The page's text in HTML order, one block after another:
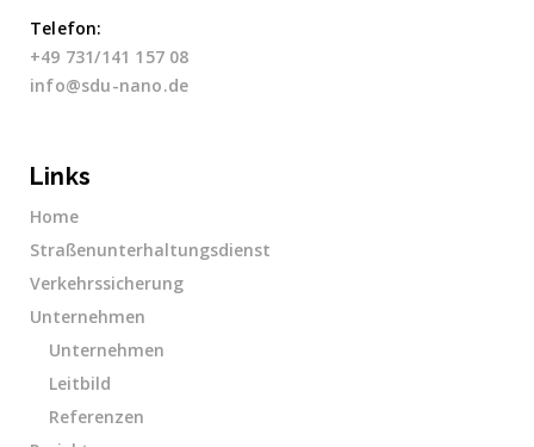
Telefon:
+49 731/141 157 08
info@sdu-nano.de
Links
Home
Straßenunterhaltungsdienst
Verkehrssicherung
Unternehmen
Unternehmen
Leitbild
Referenzen